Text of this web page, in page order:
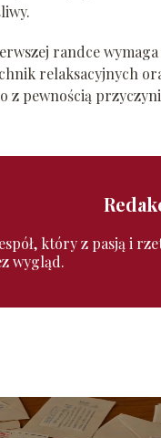
randce
relaksacyjnych
z pewnością
który z pasją i
wygląd.